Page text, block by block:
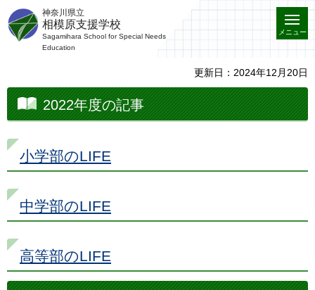
神奈川県立
相模原支援学校
Sagamihara School for Special Needs
Education
メニュー
更新日：2024年12月20日
2022年度の記事
小学部のLIFE
中学部のLIFE
高等部のLIFE